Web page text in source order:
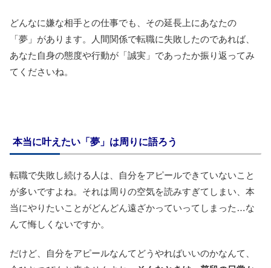
どんなに嫌な相手との仕事でも、その延長上にあなたの
「夢」があります。人間関係で転職に失敗したのであれば、
あなた自身の態度や行動が「誠実」であったか振り返ってみ
てくださいね。
本当に叶えたい「夢」は周りに語ろう
転職で失敗し続ける人は、自分をアピールできていないこと
が多いですよね。それは周りの空気を読みすぎてしまい、本
当にやりたいことがどんどん遠ざかっていってしまった…な
んて悔しくないですか。
だけど、自分をアピールなんてどうやればいいのかなんて、